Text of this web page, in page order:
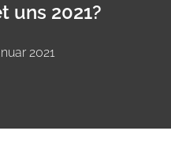
uns 2021?
2021